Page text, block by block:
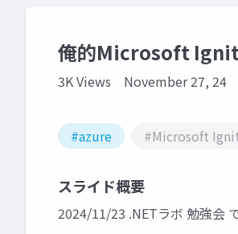
俺的Microsoft
3K Views November 27, 24
#azure #Microsoft
スライド概要
2024/11/23 .NETラボ 勉強会